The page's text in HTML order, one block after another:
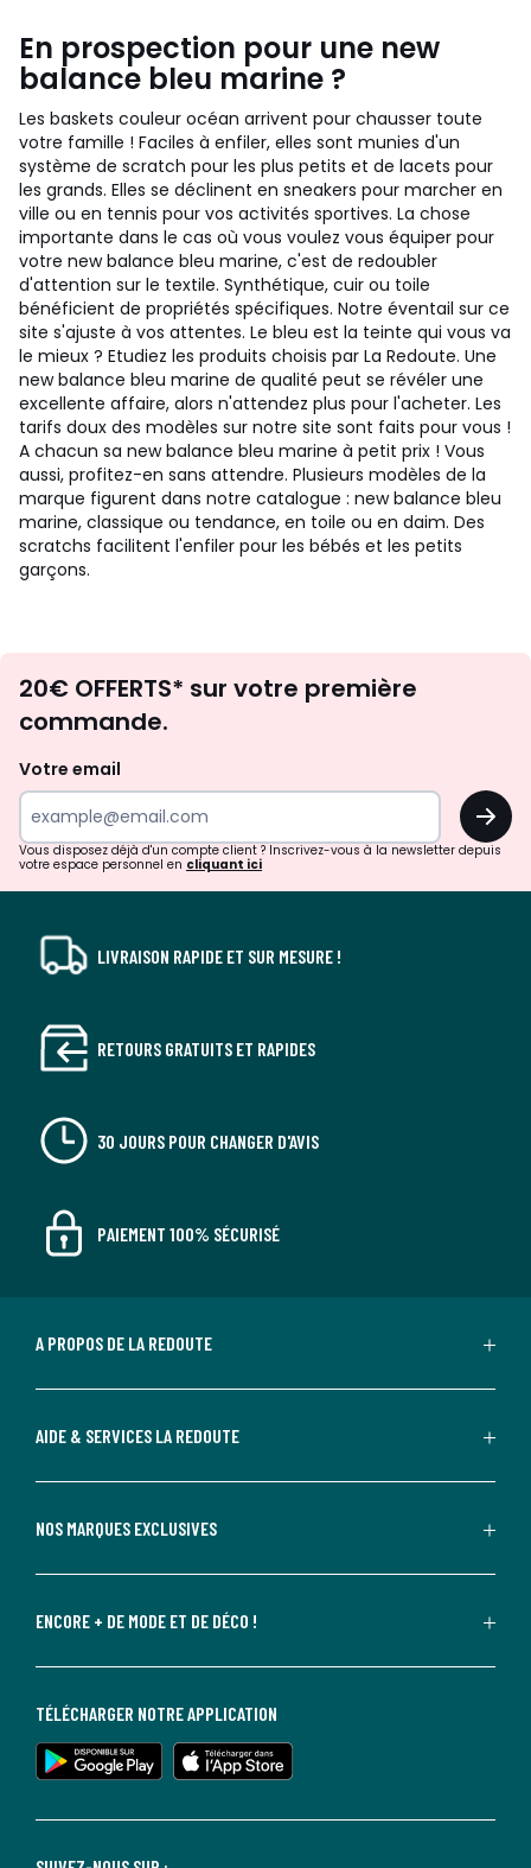
En prospection pour une new
balance bleu marine ?
Les baskets couleur océan arrivent pour chausser toute
votre famille ! Faciles à enfiler, elles sont munies d'un
système de scratch pour les plus petits et de lacets pour
les grands. Elles se déclinent en sneakers pour marcher en
ville ou en tennis pour vos activités sportives. La chose
importante dans le cas où vous voulez vous équiper pour
votre new balance bleu marine, c'est de redoubler
d'attention sur le textile. Synthétique, cuir ou toile
bénéficient de propriétés spécifiques. Notre éventail sur ce
site s'ajuste à vos attentes. Le bleu est la teinte qui vous va
le mieux ? Etudiez les produits choisis par La Redoute. Une
new balance bleu marine de qualité peut se révéler une
excellente affaire, alors n'attendez plus pour l'acheter. Les
tarifs doux des modèles sur notre site sont faits pour vous !
A chacun sa new balance bleu marine à petit prix ! Vous
aussi, profitez-en sans attendre. Plusieurs modèles de la
marque figurent dans notre catalogue : new balance bleu
marine, classique ou tendance, en toile ou en daim. Des
scratchs facilitent l'enfiler pour les bébés et les petits
garçons.
d'inspirations
surprises?
20€ OFFERTS* sur votre première
commande.
Votre email
OK
Vous disposez déjà d'un compte client ? Inscrivez-vous à la newsletter depuis
votre espace personnel en cliquant ici
LIVRAISON RAPIDE ET SUR MESURE !
RETOURS GRATUITS ET RAPIDES
30 JOURS POUR CHANGER D'AVIS
PAIEMENT 100% SÉCURISÉ
A PROPOS DE LA REDOUTE
AIDE & SERVICES LA REDOUTE
NOS MARQUES EXCLUSIVES
ENCORE + DE MODE ET DE DÉCO !
TÉLÉCHARGER NOTRE APPLICATION